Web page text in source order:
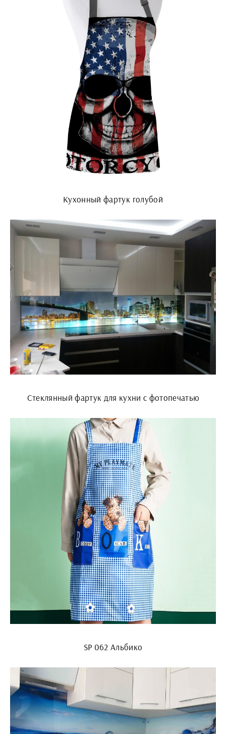
Кухонный фартук голубой
Стеклянный фартук для кухни с фотопечатью
SP 062 Альбико